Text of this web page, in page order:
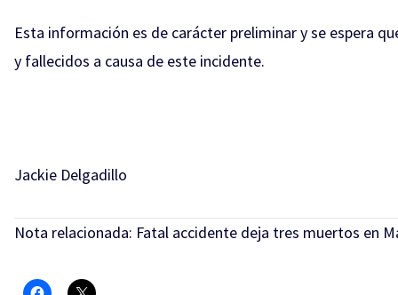
Esta información es de carácter preliminar y se espera
y fallecidos a causa de este incidente.
Jackie Delgadillo
Nota relacionada: Fatal accidente deja tres muertos en